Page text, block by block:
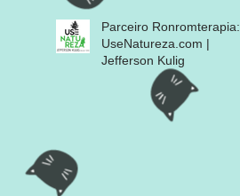
Parceiro Ronromterapia:
UseNatureza.com |
Jefferson Kulig